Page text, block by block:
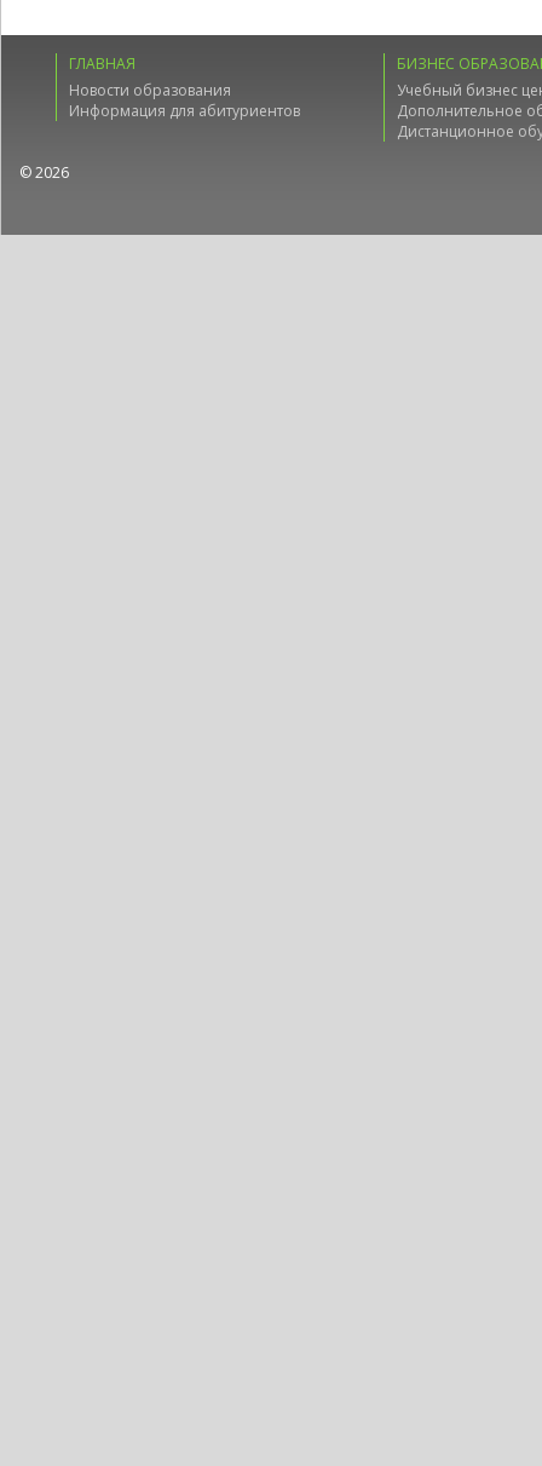
ГЛАВНАЯ
Новости образования
Информация для абитуриентов
БИЗНЕС
Учебный бизнес
Дополнительное
Дистанционное
© 2026